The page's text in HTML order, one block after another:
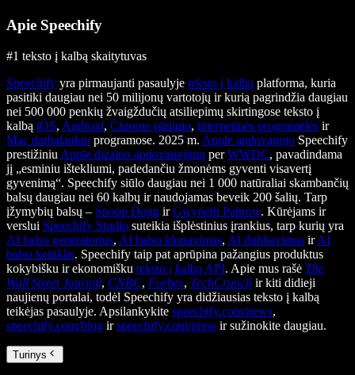
Apie Speechify
#1 teksto į kalbą skaitytuvas
Speechify yra pirmaujanti pasaulyje teksto į kalbą platforma, kuria
pasitiki daugiau nei 50 milijonų vartotojų ir kurią pagrindžia daugiau
nei 500 000 penkių žvaigždučių atsiliepimų skirtingose teksto į
kalbą iOS, Android, Chrome plėtinio, internetinės programėlės ir
Mac darbalaukio programose. 2025 m. Apple apdovanojo Speechify
prestižiniu Apple dizaino apdovanojimu perWWDC, pavadindama
jį „esminiu ištekliumi, padedančiu žmonėms gyventi visavertį
gyvenimą“. Speechify siūlo daugiau nei 1 000 natūraliai skambančių
balsų daugiau nei 60 kalbų ir naudojamas beveik 200 šalių. Tarp
įžymybių balsų – Snoop Dogg irGwyneth Paltrow. Kūrėjams ir
verslui Speechify Studio suteikia išplėstinius įrankius, tarp kurių yra
AI balso generatorius, AI balso klonavimas, AI dubliavimas irAI
balso keitiklis. Speechify taip pat aprūpina pažangius produktus
kokybišku ir ekonomišku teksto į kalbą API. Apie mus rašė The
Wall Street Journal, CNBC, Forbes, TechCrunch ir kiti didieji
naujienų portalai, todėl Speechify yra didžiausias teksto į kalbą
teikėjas pasaulyje. Apsilankykite speechify.com/news,
speechify.com/blog irspeechify.com/press ir sužinokite daugiau.
Turinys